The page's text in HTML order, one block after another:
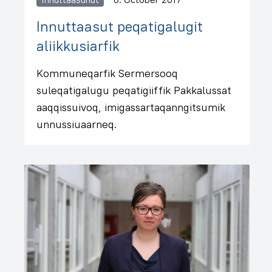
Innuttaasut peqatigalugit
aliikkusiarfik
Kommuneqarfik Sermersooq
suleqatigalugu peqatigiiffik Pakkalussat
aaqqissuivoq, imigassartaqanngitsumik
unnussiuaarneq.